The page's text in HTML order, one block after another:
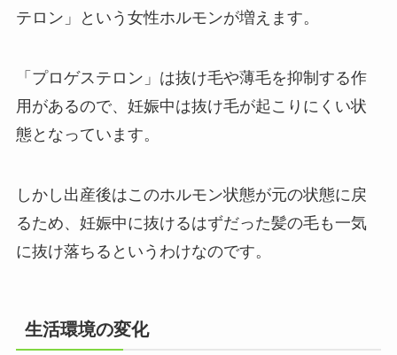
テロン」という女性ホルモンが増えます。
「プロゲステロン」は抜け毛や薄毛を抑制する作
用があるので、妊娠中は抜け毛が起こりにくい状
態となっています。
しかし出産後はこのホルモン状態が元の状態に戻
るため、妊娠中に抜けるはずだった髪の毛も一気
に抜け落ちるというわけなのです。
生活環境の変化